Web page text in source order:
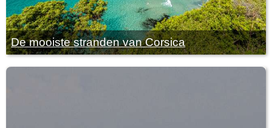
De mooiste stranden van Corsica